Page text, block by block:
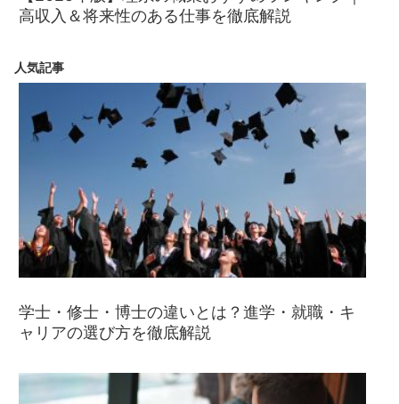
高収入＆将来性のある仕事を徹底解説
人気記事
学士・修士・博士の違いとは？進学・就職・キ
ャリアの選び方を徹底解説